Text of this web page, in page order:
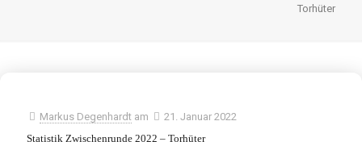
Torhüter
Markus Degenhardt am
21. Januar 2022
Statistik Zwischenrunde 2022 – Torhüter